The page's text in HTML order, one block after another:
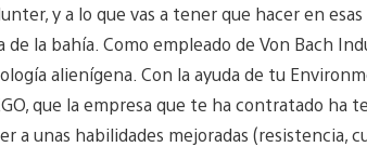
y a lo que vas a tener que hacer en
la bahía. Como empleado de Von Bach
alienígena. Con la ayuda de tu
que la empresa que te ha contratado ha
a unas habilidades mejoradas